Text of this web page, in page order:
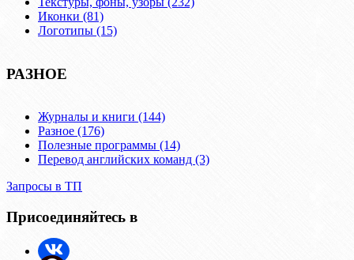
Иконки (81)
Логотипы (15)
РАЗНОЕ
Журналы и книги (144)
Разное (176)
Полезные программы (14)
Перевод английских команд (3)
Запросы в ТП
Присоединяйтесь в